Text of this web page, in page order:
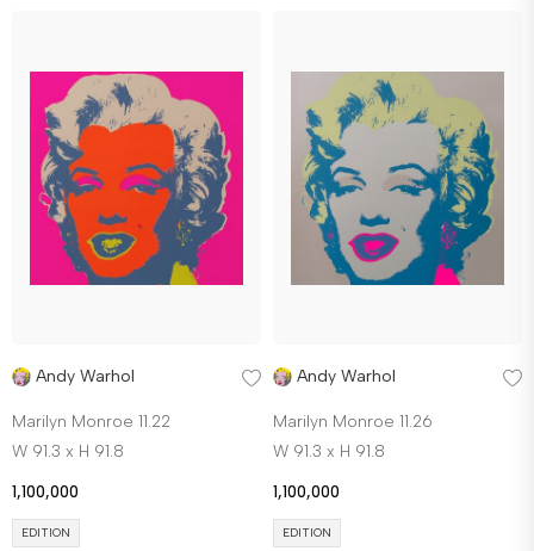
Andy Warhol
Marilyn Monroe 11.22
W 91.3 x H 91.8
1,100,000
EDITION
Andy Warhol
Marilyn Monroe 11.26
W 91.3 x H 91.8
1,100,000
EDITION